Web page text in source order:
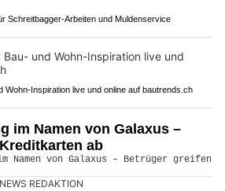
Schreitbagger-Arbeiten und Muldenservice
Inspiration live und online auf bautrends.ch
im Namen von Galaxus –
ab
REDAKTION